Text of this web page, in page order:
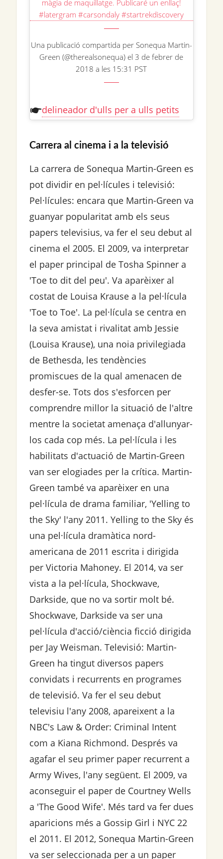
màgia de maquillatge. Publicaré un enllaç!
#latergram #carsondaly #startrekdiscovery
Una publicació compartida per Sonequa Martin-
Green (@therealsonequa) el 3 de febrer de
2018 a les 15:31 PST
delineador d'ulls per a ulls petits
Carrera al cinema i a la televisió
La carrera de Sonequa Martin-Green es
pot dividir en pel·lícules i televisió:
Pel·lícules: encara que Martin-Green va
guanyar popularitat amb els seus
papers televisius, va fer el seu debut al
cinema el 2005. El 2009, va interpretar
el paper principal de Tosha Spinner a
'Toe to dit del peu'. Va aparèixer al
costat de Louisa Krause a la pel·lícula
'Toe to Toe'. La pel·lícula se centra en
la seva amistat i rivalitat amb Jessie
(Louisa Krause), una noia privilegiada
de Bethesda, les tendències
promiscues de la qual amenacen de
desfer-se. Tots dos s'esforcen per
comprendre millor la situació de l'altre
mentre la societat amenaça d'allunyar-
los cada cop més. La pel·lícula i les
habilitats d'actuació de Martin-Green
van ser elogiades per la crítica. Martin-
Green també va aparèixer en una
pel·lícula de drama familiar, 'Yelling to
the Sky' l'any 2011. Yelling to the Sky és
una pel·lícula dramàtica nord-
americana de 2011 escrita i dirigida
per Victoria Mahoney. El 2014, va ser
vista a la pel·lícula, Shockwave,
Darkside, que no va sortir molt bé.
Shockwave, Darkside va ser una
pel·lícula d'acció/ciència ficció dirigida
per Jay Weisman. Televisió: Martin-
Green ha tingut diversos papers
convidats i recurrents en programes
de televisió. Va fer el seu debut
televisiu l'any 2008, apareixent a la
NBC's Law & Order: Criminal Intent
com a Kiana Richmond. Després va
agafar el seu primer paper recurrent a
Army Wives, l'any següent. El 2009, va
aconseguir el paper de Courtney Wells
a 'The Good Wife'. Més tard va fer dues
aparicions més a Gossip Girl i NYC 22
el 2011. El 2012, Sonequa Martin-Green
va ser seleccionada per a un paper